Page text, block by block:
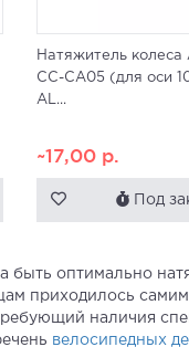
Натяжитель колеса
CC-CA05 (для оси
AL...
~17,00 р.
Под
оптимально
приходилось
наличия
велосипедных